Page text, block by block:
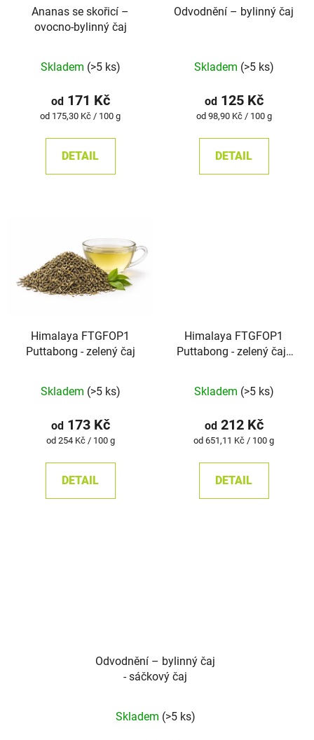
Ananas se skořicí –
ovocno-bylinný čaj
hodnocení
produktu
je
z
Skladem (>5 ks)
od171 Kč
Měrná
od 175,30 Kč / 100 g
DETAIL
Odvodnění –⁠⁠⁠⁠⁠ bylinný čaj
hodnocení
produktu
je
z
Skladem (>5 ks)
od125 Kč
Měrná
od 98,90 Kč / 100 g
DETAIL
Himalaya FTGFOP1
Puttabong - zelený čaj
hodnocení
produktu
je
z
Skladem (>5 ks)
od173 Kč
Měrná
od 254 Kč / 100 g
DETAIL
Himalaya FTGFOP1
Puttabong - zelený čaj -
Skladem (>5 ks)
od212 Kč
Měrná
od 651,11 Kč / 100 g
DETAIL
Odvodnění –⁠⁠⁠⁠⁠ bylinný čaj
- sáčkový čaj
Skladem (>5 ks)